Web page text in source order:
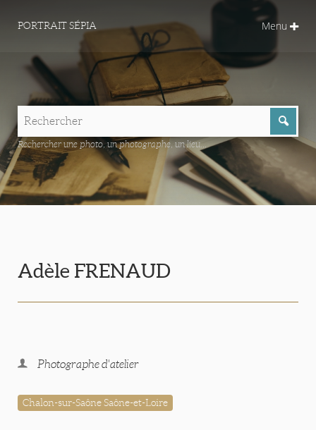
PORTRAIT SÉPIA Menu
Rechercher une photo, un photographe, un lieu...
Adèle FRENAUD
Photographe d'atelier
Chalon-sur-Saône Saône-et-Loire